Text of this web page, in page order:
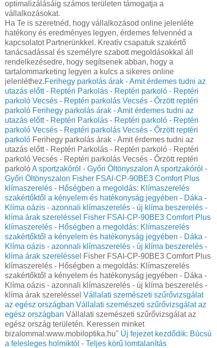
optimalizálásáig számos területen támogatja a
vállalkozásokat.
Ha Te is szeretnéd, hogy vállalkozásod online jelenléte
hatékony és eredményes legyen, érdemes felvennéd a
kapcsolatot Partnerünkkel. Kreatív csapatuk szakértő
tanácsadással és személyre szabott megoldásokkal áll
rendelkezésedre, hogy segítsenek abban, hogy a
tartalommarketing legyen a kulcs a sikeres online
jelenléthez.Ferihegy parkolás árak - Amit érdemes tudni az
utazás előtt - Reptéri Parkolás - Reptéri parkoló - Reptéri
parkoló Vecsés - Reptéri parkolás Vecsés - Őrzött reptéri
parkoló Ferihegy parkolás árak - Amit érdemes tudni az
utazás előtt - Reptéri Parkolás - Reptéri parkoló - Reptéri
parkoló Vecsés - Reptéri parkolás Vecsés - Őrzött reptéri
parkoló Ferihegy parkolás árak - Amit érdemes tudni az
utazás előtt - Reptéri Parkolás - Reptéri parkoló - Reptéri
parkoló Vecsés - Reptéri parkolás Vecsés - Őrzött reptéri
parkolóA sportzakóról - Győri Öltönyszalon A sportzakóról -
Győri Öltönyszalon Fisher FSAI-CP-90BE3 Comfort Plus
klímaszerelés - Hőségben a megoldás: Klímaszerelés
szakértőktől a kényelem és hatékonyság jegyében - Dáka -
Klíma oázis - azonnali klímaszerelés - új klíma beszerelés -
klíma árak szereléssel Fisher FSAI-CP-90BE3 Comfort Plus
klímaszerelés - Hőségben a megoldás: Klímaszerelés
szakértőktől a kényelem és hatékonyság jegyében - Dáka -
Klíma oázis - azonnali klímaszerelés - új klíma beszerelés -
klíma árak szereléssel Fisher FSAI-CP-90BE3 Comfort Plus
klímaszerelés - Hőségben a megoldás: Klímaszerelés
szakértőktől a kényelem és hatékonyság jegyében - Dáka -
Klíma oázis - azonnali klímaszerelés - új klíma beszerelés -
klíma árak szereléssel Vállalati szemészeti szűrővizsgálat
az egész országban Vállalati szemészeti szűrővizsgálat az
egész országban Vállalati szemészeti szűrővizsgálat az
egész ország területén. Keressen minket
bizalommal:www.mobiloptika.hu" Új fejezet kezdődik: Búcsú
a felesleges holmiktól - Teljes körű lomtalanítás